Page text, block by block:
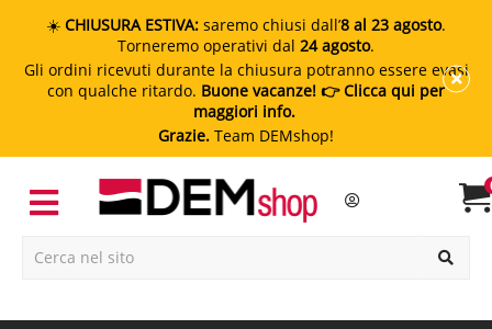
☀️ CHIUSURA ESTIVA: saremo chiusi dall’8 al 23 agosto.
Torneremo operativi dal 24 agosto.
Gli ordini ricevuti durante la chiusura potranno essere evasi
con qualche ritardo. Buone vacanze! 👉 Clicca qui per
maggiori info.
Grazie. Team DEMshop!